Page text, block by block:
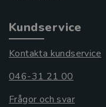
Kundservice
Kontakta kundservice
046-31 21 00
Frågor och svar